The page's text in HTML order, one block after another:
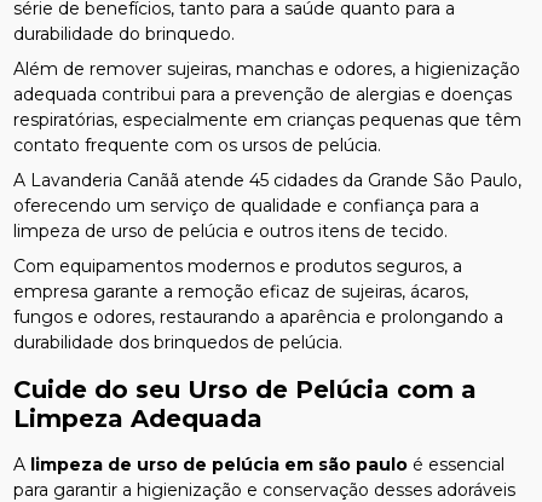
série de benefícios, tanto para a saúde quanto para a
durabilidade do brinquedo.
Além de remover sujeiras, manchas e odores, a higienização
adequada contribui para a prevenção de alergias e doenças
respiratórias, especialmente em crianças pequenas que têm
contato frequente com os ursos de pelúcia.
A Lavanderia Canãã atende 45 cidades da Grande São Paulo,
oferecendo um serviço de qualidade e confiança para a
limpeza de urso de pelúcia e outros itens de tecido.
Com equipamentos modernos e produtos seguros, a
empresa garante a remoção eficaz de sujeiras, ácaros,
fungos e odores, restaurando a aparência e prolongando a
durabilidade dos brinquedos de pelúcia.
Cuide do seu Urso de Pelúcia com a
Limpeza Adequada
A limpeza de urso de pelúcia em são paulo é essencial
para garantir a higienização e conservação desses adoráveis